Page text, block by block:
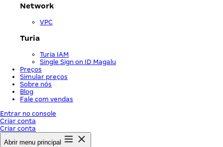
Network
VPC
Turia
Turia IAM
Single Sign on ID Magalu
Preços
Simular preços
Sobre nós
Blog
Fale com vendas
Entrar no console
Criar conta
Criar conta
Abrir menu principal